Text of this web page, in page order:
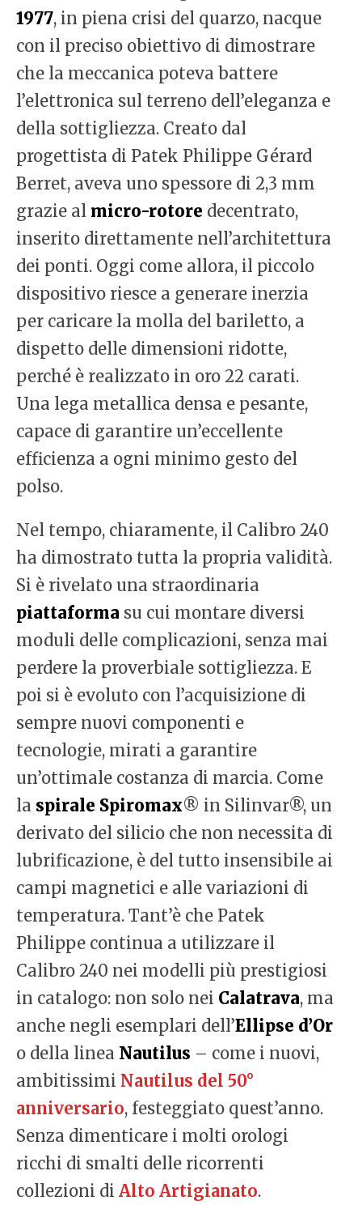
1977, in piena crisi del quarzo, nacque
con il preciso obiettivo di dimostrare
che la meccanica poteva battere
l’elettronica sul terreno dell’eleganza e
della sottigliezza. Creato dal
progettista di Patek Philippe Gérard
Berret, aveva uno spessore di 2,3 mm
grazie al micro-rotore decentrato,
inserito direttamente nell’architettura
dei ponti. Oggi come allora, il piccolo
dispositivo riesce a generare inerzia
per caricare la molla del bariletto, a
dispetto delle dimensioni ridotte,
perché è realizzato in oro 22 carati.
Una lega metallica densa e pesante,
capace di garantire un’eccellente
efficienza a ogni minimo gesto del
polso.
Nel tempo, chiaramente, il Calibro 240
ha dimostrato tutta la propria validità.
Si è rivelato una straordinaria
piattaforma su cui montare diversi
moduli delle complicazioni, senza mai
perdere la proverbiale sottigliezza. E
poi si è evoluto con l’acquisizione di
sempre nuovi componenti e
tecnologie, mirati a garantire
un’ottimale costanza di marcia. Come
la spirale Spiromax® in Silinvar®, un
derivato del silicio che non necessita di
lubrificazione, è del tutto insensibile ai
campi magnetici e alle variazioni di
temperatura. Tant’è che Patek
Philippe continua a utilizzare il
Calibro 240 nei modelli più prestigiosi
in catalogo: non solo nei Calatrava, ma
anche negli esemplari dell’Ellipse d’Or
o della linea Nautilus – come i nuovi,
ambitissimi Nautilus del 50°
anniversario, festeggiato quest’anno.
Senza dimenticare i molti orologi
ricchi di smalti delle ricorrenti
collezioni di Alto Artigianato.